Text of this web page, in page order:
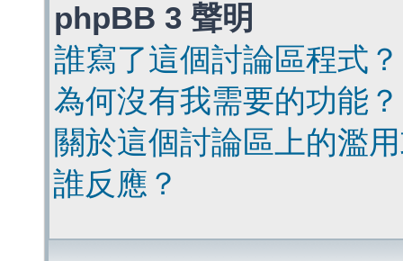
phpBB 3 聲明
誰寫了這個討論區程式？
為何沒有我需要的功能？
關於這個討論區上的濫
誰反應？